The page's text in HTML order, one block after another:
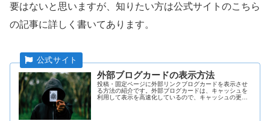
要はないと思いますが、知りたい方は公式サイトのこちら
の記事に詳しく書いてあります。
外部ブログカードの表示方法
投稿・固定ページに外部リンクブログカードを表示させ
る方法の紹介です。外部ブログカードは、キャッシュを
利用して表示を高速化しているので、キャッシュの更新